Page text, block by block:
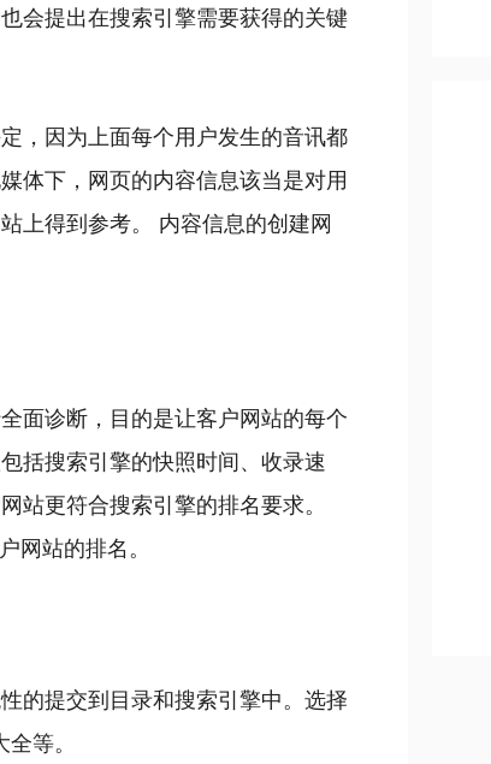
会提出在搜索引擎需要获得的关键
，因为上面每个用户发生的音讯都
体下，网页的内容信息该当是对用
上得到参考。 内容信息的创建网
面诊断，目的是让客户网站的每个
括搜索引擎的快照时间、收录速
站更符合搜索引擎的排名要求。
网站的排名。
的提交到目录和搜索引擎中。选择
等。